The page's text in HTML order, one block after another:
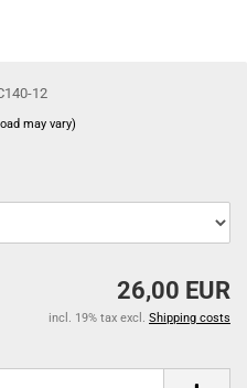
12
may vary)
26,00 EUR
incl. 19% tax excl. Shipping costs